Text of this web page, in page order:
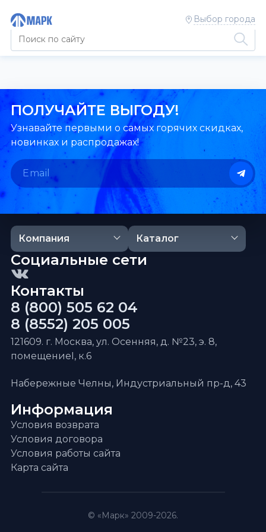
Выбор города
ПОЛУЧАЙТЕ ВЫГОДУ!
Узнавайте первыми о самых горячих скидках,
новинках и распродажах!
Компания Каталог
Информация
Условия возврата
Условия договора
Условия работы сайта
Карта сайта
Контакты
8 (800) 505 62 04
8 (8552) 205 005
121609. г. Москва, ул. Осенняя, д. №23, э. 8,
помещениеI, к.6
Набережные Челны, Индустриальный пр-д, 43
Социальные сети
© «Марк» 2009-2026.